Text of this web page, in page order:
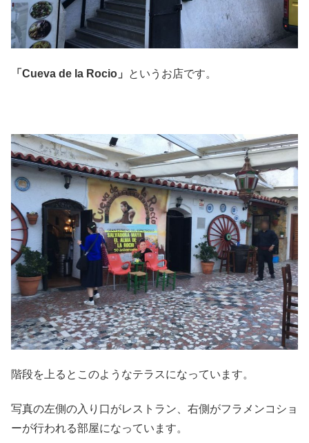
「Cueva de la Rocio」 というお店です。
階段を上るとこのようなテラスになっています。
写真の左側の入り口がレストラン、右側がフラメンコショ
ーが行われる部屋になっています。